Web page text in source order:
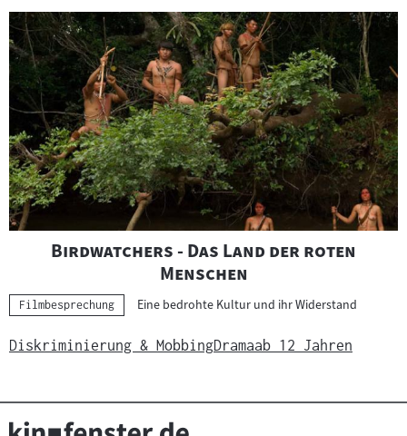
"
Birdwatchers - Das Land der roten
Menschen
Kategorie:
Filmbesprechung Eine bedrohte Kultur und ihr Widerstand
Diskriminierung & MobbingDramaab 12 Jahren